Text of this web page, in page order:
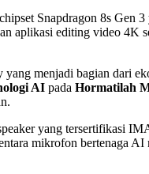
Snapdragon 8s Gen
aplikasi editing video
menjadi bagian dari
AI pada Hormatilah
yang tersertifikasi
mikrofon bertenaga